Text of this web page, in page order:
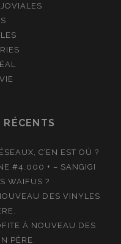
RÉCENTS
C’EN EST OÙ ?
#4.000 + – SANGIGI
WAIFUS ?
DES VINYLES
À NOUVEAU DES
PÈRE.